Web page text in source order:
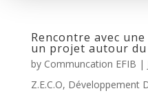
Rencontre avec
un projet autour du
by Communcation EFIB |
Z.E.C.O, Développement